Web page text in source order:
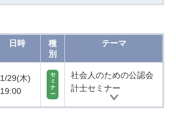
日時
種
別
テーマ
1/29(木)
19:00
セ
ミ
ナ
ー
社会人のための公認会
計士セミナー